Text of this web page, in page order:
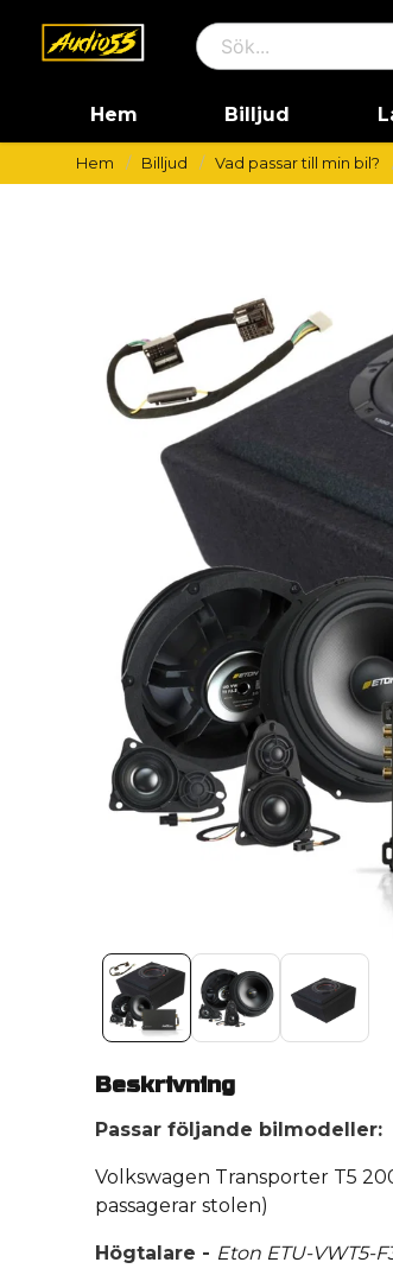
Hem Billjud
Hem Billjud Vad passar till min bil?
Beskrivning
Passar följande bilmodeller:
Volkswagen Transporter T5
passagerar stolen)
Högtalare - Eton ETU-VWT5-